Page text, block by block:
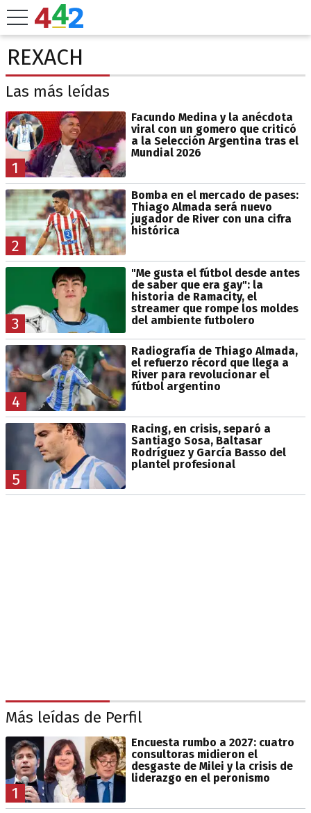
REXACH
Las más leídas
1
Facundo Medina y la anécdota
viral con un gomero que criticó
a la Selección Argentina tras el
Mundial 2026
2
Bomba en el mercado de pases:
Thiago Almada será nuevo
jugador de River con una cifra
histórica
3
"Me gusta el fútbol desde antes
de saber que era gay": la
historia de Ramacity, el
streamer que rompe los moldes
del ambiente futbolero
4
Radiografía de Thiago Almada,
el refuerzo récord que llega a
River para revolucionar el
fútbol argentino
5
Racing, en crisis, separó a
Santiago Sosa, Baltasar
Rodríguez y García Basso del
plantel profesional
Más leídas de Perfil
1
Encuesta rumbo a 2027: cuatro
consultoras midieron el
desgaste de Milei y la crisis de
liderazgo en el peronismo